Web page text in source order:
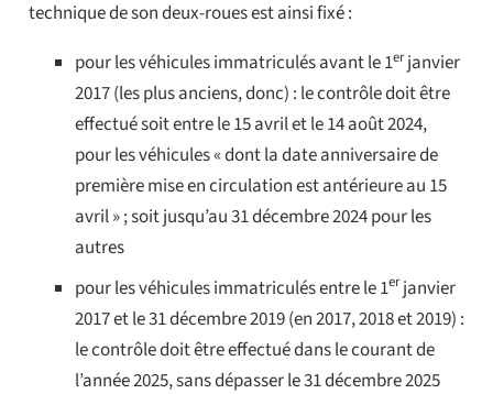
technique de son deux-roues est ainsi fixé :
pour les véhicules immatriculés avant le 1erjanvier
2017 (les plus anciens, donc) : le contrôle doit être
effectué soit entre le 15 avril et le 14 août 2024,
pour les véhicules « dont la date anniversaire de
première mise en circulation est antérieure au 15
avril » ; soit jusqu’au 31 décembre 2024 pour les
autres
pour les véhicules immatriculés entre le 1erjanvier
2017 et le 31 décembre 2019 (en 2017, 2018 et 2019) :
le contrôle doit être effectué dans le courant de
l’année 2025, sans dépasser le 31 décembre 2025